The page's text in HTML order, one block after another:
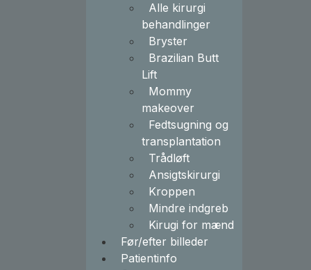
Alle kirurgi
behandlinger
Bryster
Brazilian Butt
Lift
Mommy
makeover
Fedtsugning og
transplantation
Trådløft
Ansigtskirurgi
Kroppen
Mindre indgreb
Kirugi for mænd
Før/efter billeder
Patientinfo